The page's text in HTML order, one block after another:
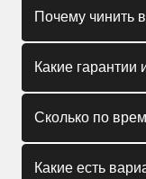
Почему чинить
Какие гарантии
Сколько по
Какие есть